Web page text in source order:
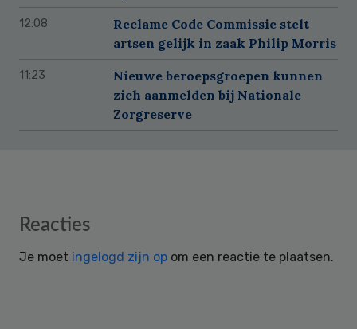
12:08
Reclame Code Commissie stelt
artsen gelijk in zaak Philip Morris
11:23
Nieuwe beroepsgroepen kunnen
zich aanmelden bij Nationale
Zorgreserve
Reader
Reacties
Je moet ingelogd zijn op om een reactie te plaatsen.